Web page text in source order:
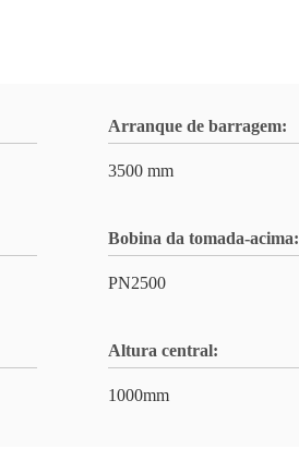
Arranque de barragem:
3500 mm
Bobina da tomada-acima:
PN2500
Altura central:
1000mm